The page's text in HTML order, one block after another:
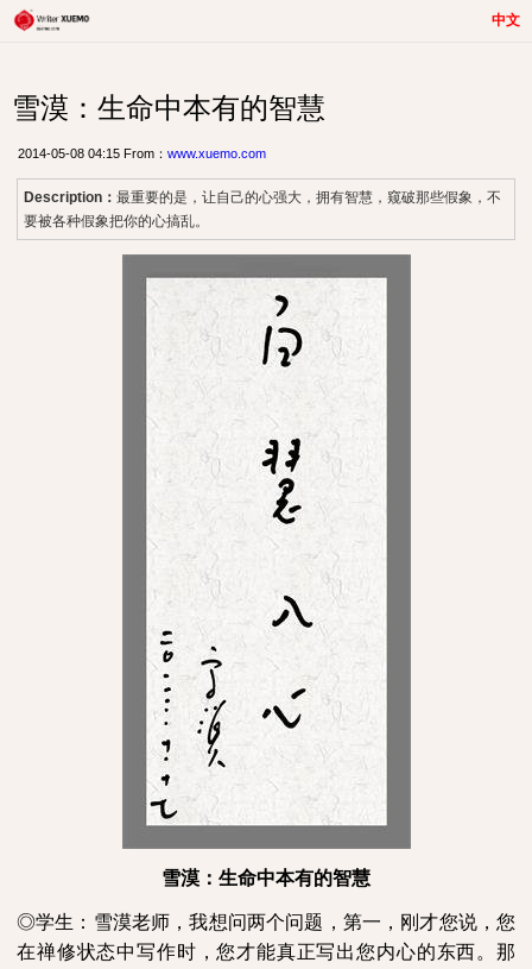
中文
雪漠：生命中本有的智慧
2014-05-08 04:15 From： www.xuemo.com
Description： 最重要的是，让自己的心强大，拥有智慧，窥破那些假象，不
要被各种假象把你的心搞乱。
雪漠：生命中本有的智慧
◎学生：雪漠老师，我想问两个问题，第一，刚才您说，您
在禅修状态中写作时，您才能真正写出您内心的东西。那